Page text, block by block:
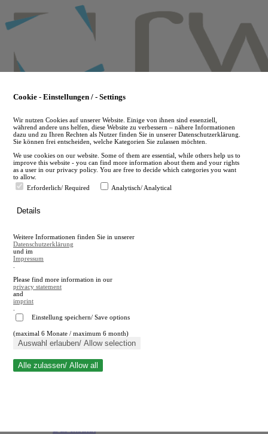
to
main
en
A
A
Suche schließen
Cookie - Einstellungen / - Settings
Wir nutzen Cookies auf unserer Website. Einige von ihnen sind essenziell,
während andere uns helfen, diese Website zu verbessern – nähere Informationen
dazu und zu Ihren Rechten als Nutzer finden Sie in unserer Datenschutzerklärung.
Sie können frei entscheiden, welche Kategorien Sie zulassen möchten.
We use cookies on our website. Some of them are essential, while others help us to
improve this website - you can find more information about them and your rights
as a user in our privacy policy. You are free to decide which categories you want
to allow.
Erforderlich/ Required
Analytisch/ Analytical
Details
Weitere Informationen finden Sie in unserer
Datenschutzerklärung
und im
Impressum
Please find more information in our
privacy statement
and
imprint
Einstellung speichern/ Save options
(maximal 6 Monate / maximum 6 month)
Auswahl erlauben/ Allow selection
Alle zulassen/ Allow all